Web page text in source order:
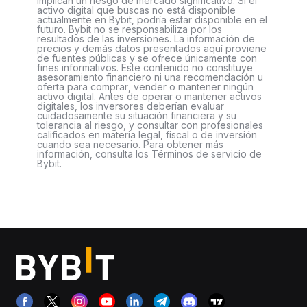
activo digital que buscas no está disponible
actualmente en Bybit, podría estar disponible en el
futuro. Bybit no se responsabiliza por los
resultados de las inversiones. La información de
precios y demás datos presentados aquí proviene
de fuentes públicas y se ofrece únicamente con
fines informativos. Este contenido no constituye
asesoramiento financiero ni una recomendación u
oferta para comprar, vender o mantener ningún
activo digital. Antes de operar o mantener activos
digitales, los inversores deberían evaluar
cuidadosamente su situación financiera y su
tolerancia al riesgo, y consultar con profesionales
calificados en materia legal, fiscal o de inversión
cuando sea necesario. Para obtener más
información, consulta los Términos de servicio de
Bybit.